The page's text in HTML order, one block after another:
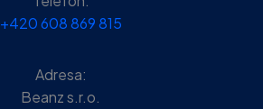
+420 608 869 815
Adresa:
Beanz s.r.o.